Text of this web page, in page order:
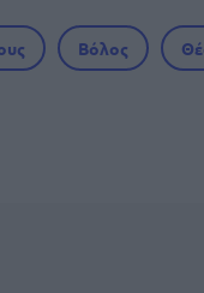
Βόλος